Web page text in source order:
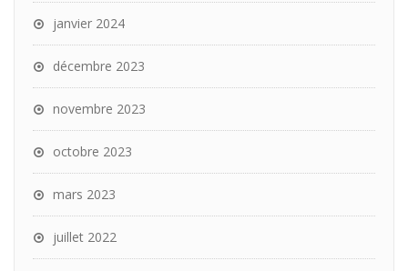
janvier 2024
décembre 2023
novembre 2023
octobre 2023
mars 2023
juillet 2022